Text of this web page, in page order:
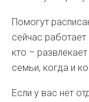
Помогут
сейчас
кто –
семьи, когда и
Если у вас нет